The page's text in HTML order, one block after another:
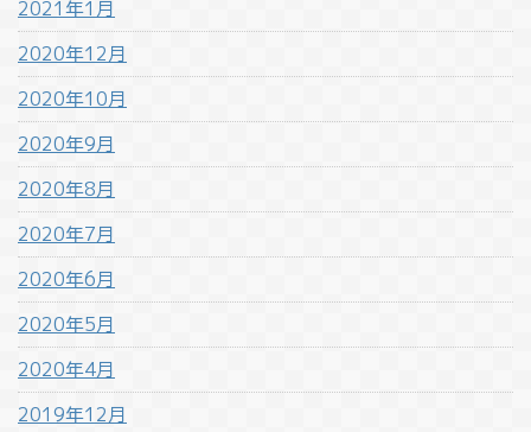
2021年1月
2020年12月
2020年10月
2020年9月
2020年8月
2020年7月
2020年6月
2020年5月
2020年4月
2019年12月